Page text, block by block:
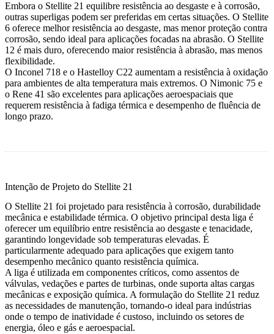
Embora o Stellite 21 equilibre resistência ao desgaste e à corrosão,
outras superligas podem ser preferidas em certas situações. O Stellite
6 oferece melhor resistência ao desgaste, mas menor proteção contra
corrosão, sendo ideal para aplicações focadas na abrasão. O Stellite
12 é mais duro, oferecendo maior resistência à abrasão, mas menos
flexibilidade.
O Inconel 718 e o Hastelloy C22 aumentam a resistência à oxidação
para ambientes de alta temperatura mais extremos. O Nimonic 75 e
o Rene 41 são excelentes para aplicações aeroespaciais que
requerem resistência à fadiga térmica e desempenho de fluência de
longo prazo.
Intenção de Projeto do Stellite 21
O Stellite 21 foi projetado para resistência à corrosão, durabilidade
mecânica e estabilidade térmica. O objetivo principal desta liga é
oferecer um equilíbrio entre resistência ao desgaste e tenacidade,
garantindo longevidade sob temperaturas elevadas. É
particularmente adequado para aplicações que exigem tanto
desempenho mecânico quanto resistência química.
A liga é utilizada em componentes críticos, como assentos de
válvulas, vedações e partes de turbinas, onde suporta altas cargas
mecânicas e exposição química. A formulação do Stellite 21 reduz
as necessidades de manutenção, tornando-o ideal para indústrias
onde o tempo de inatividade é custoso, incluindo os setores de
energia, óleo e gás e aeroespacial.